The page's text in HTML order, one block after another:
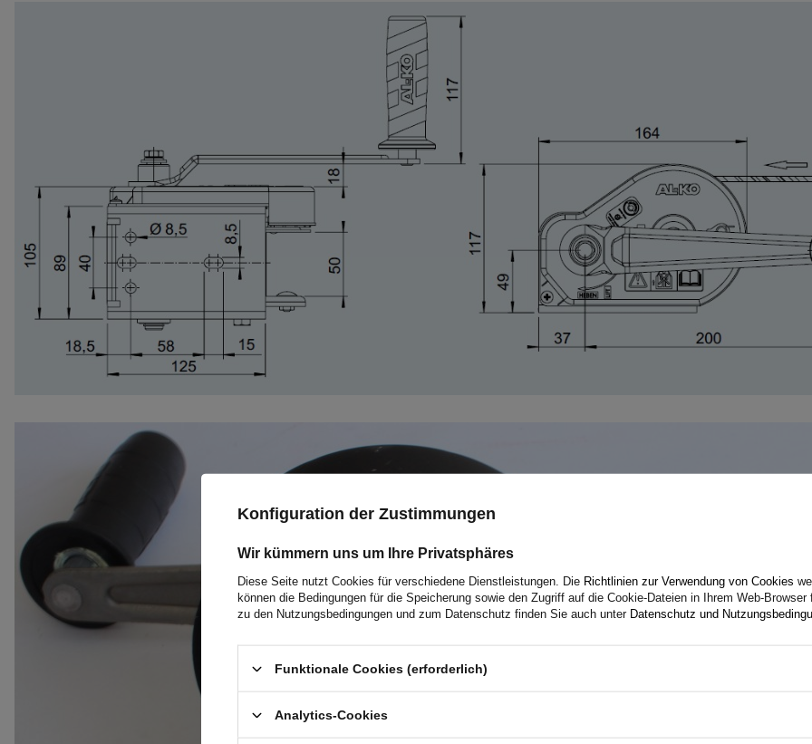
Konfiguration der Zustimmungen
Wir kümmern uns um Ihre Privatsphäres
Diese Seite nutzt Cookies für verschiedene Dienstleistungen. Die Richtlinien zur Verwendung von Cookies
können die Bedingungen für die Speicherung sowie den Zugriff auf die Cookie-Dateien in Ihrem Web-
zu den Nutzungsbedingungen und zum Datenschutz finden Sie auch unter Datenschutz und
Funktionale Cookies (erforderlich)
Analytics-Cookies